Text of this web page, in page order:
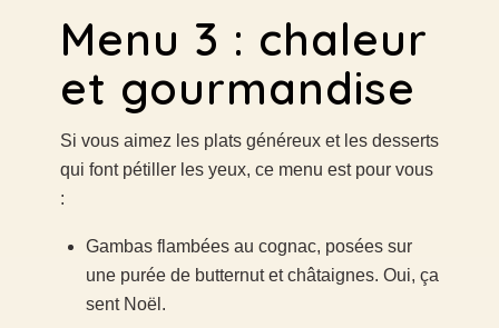
Menu 3 : chaleur
et gourmandise
Si vous aimez les plats généreux et les desserts
qui font pétiller les yeux, ce menu est pour vous
:
Gambas flambées au cognac, posées sur
une purée de butternut et châtaignes. Oui, ça
sent Noël.